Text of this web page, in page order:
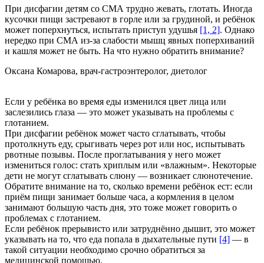
При дисфагии детям со СМА трудно жевать, глотать. Иногда
кусочки пищи застревают в горле или за грудиной, и ребёнок
может поперхнуться, испытать приступ удушья [1, 2]. Однако
нередко при СМА из-за слабости мышц явных поперхиваний
и кашля может не быть. На что нужно обратить внимание?
Оксана Комарова, врач-гастроэнтеролог, диетолог
Если у ребёнка во время еды изменился цвет лица или
заслезились глаза — это может указывать на проблемы с
глотанием.
При дисфагии ребёнок может часто сглатывать, чтобы
протолкнуть еду, срыгивать через рот или нос, испытывать
рвотные позывы. После проглатывания у него может
измениться голос: стать хриплым или «влажным». Некоторые
дети не могут сглатывать слюну — возникает слюнотечение.
Обратите внимание на то, сколько времени ребёнок ест: если
приём пищи занимает больше часа, а кормления в целом
занимают большую часть дня, это тоже может говорить о
проблемах с глотанием.
Если ребёнок прерывисто или затруднённо дышит, это может
указывать на то, что еда попала в дыхательные пути [4] — в
такой ситуации необходимо срочно обратиться за
медицинской помощью.